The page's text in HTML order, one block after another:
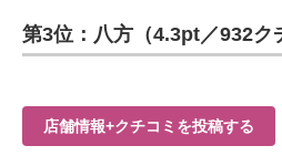
第3位：八方（4.3pt／932ク
店舗情報+クチコミを投稿する